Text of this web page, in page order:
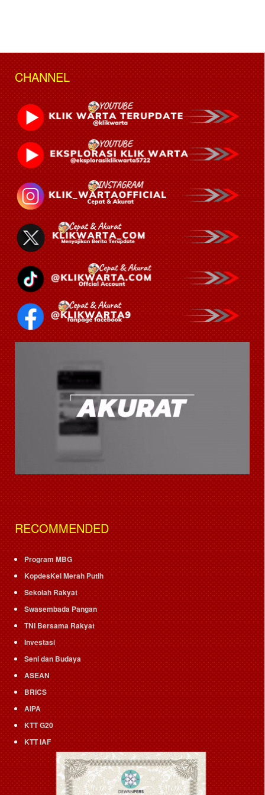
CHANNEL
RECOMMENDED
Program MBG
KopdesKel Merah Putih
Sekolah Rakyat
Swasembada Pangan
TNI Bersama Rakyat
Investasi
Seni dan Budaya
ASEAN
BRICS
AIPA
KTT G20
KTT IAF